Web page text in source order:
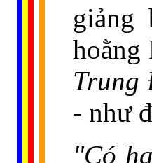
giảng
Trung
- như
"Có